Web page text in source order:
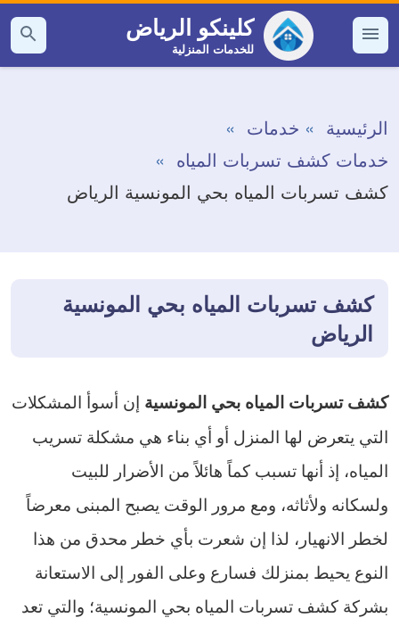
التجاوز
إلى القائمة
كلينكو الرياض
للخدمات المنزلية
بحث
عن
الرئيسية
خدمات
خدمات كشف تسربات المياه
كشف تسربات المياه بحي المونسية الرياض
كشف تسربات المياه بحي المونسية
الرياض
كشف تسربات المياه بحي المونسية إن أسوأ المشكلات
التي يتعرض لها المنزل أو أي بناء هي مشكلة تسريب
المياه، إذ أنها تسبب كماً هائلاً من الأضرار للبيت
ولسكانه ولأثاثه، ومع مرور الوقت يصبح المبنى معرضاً
لخطر الانهيار، لذا إن شعرت بأي خطر محدق من هذا
النوع يحيط بمنزلك فسارع وعلى الفور إلى الاستعانة
بشركة كشف تسربات المياه بحي المونسية؛ والتي تعد